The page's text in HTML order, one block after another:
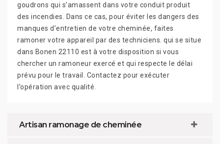
goudrons qui s’amassent dans votre conduit produit
des incendies. Dans ce cas, pour éviter les dangers des
manques d’entretien de votre cheminée, faites
ramoner votre appareil par des techniciens. qui se situe
dans Bonen 22110 est à votre disposition si vous
chercher un ramoneur exercé et qui respecte le délai
prévu pour le travail. Contactez pour exécuter
l’opération avec qualité.
Artisan ramonage de cheminée